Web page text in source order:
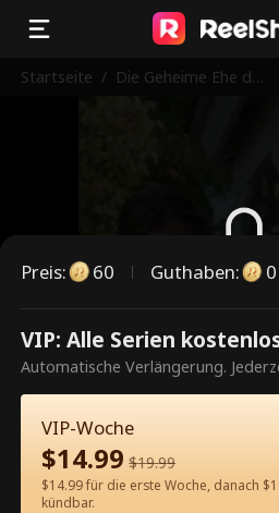
Startseite / Die Geheime Ehe der
Dies ist eine
Episode. Bitte
60Jetzt
Preis: 60 Guthaben: 0
VIP: Alle Serien
Automatische Verlängerung.
VIP-Woche
$14.99 $19.99
$14.99 für die erste Woche, danach
kündbar.